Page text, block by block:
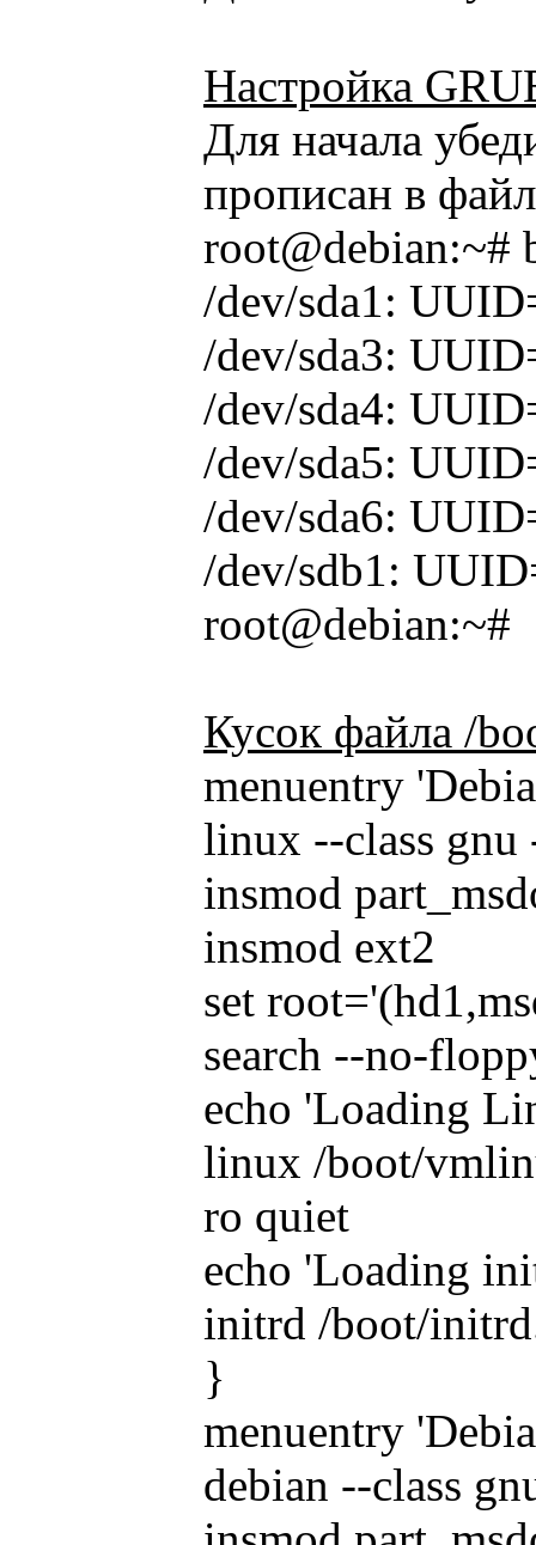
Настройка
Для начала
прописан в
root@debian:~#
/dev/sda1:
/dev/sda3:
/dev/sda4:
/dev/sda5:
/dev/sda6:
/dev/sdb1:
root@debian:~#
Кусок файла /
menuentry
linux --class gnu
insmod
insmod ext2
set
search --no-
echo 'Loading
linux /boot/
ro quiet
echo 'Loading
initrd /boot/
}
menuentry
debian --class